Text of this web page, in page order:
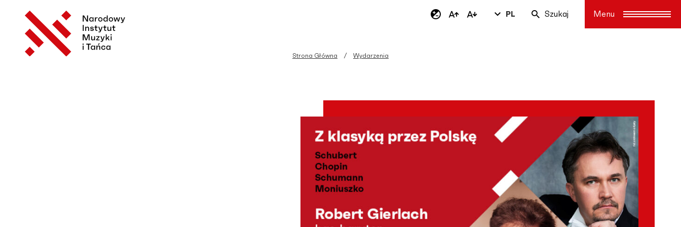
PL Szukaj
Strona Główna Wydarzenia